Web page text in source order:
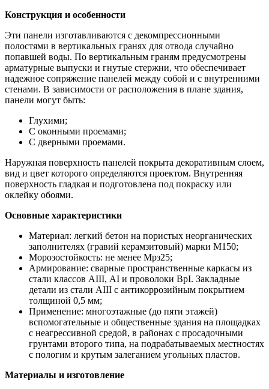
Конструкция и особенности
Эти панели изготавливаются с декомпрессионными
полостями в вертикальных гранях для отвода случайно
попавшей воды. По вертикальным граням предусмотрены
арматурные выпуски и гнутые стержни, что обеспечивает
надежное сопряжение панелей между собой и с внутренними
стенами. В зависимости от расположения в плане здания,
панели могут быть:
Глухими;
С оконными проемами;
С дверными проемами.
Наружная поверхность панелей покрыта декоративным слоем,
вид и цвет которого определяются проектом. Внутренняя
поверхность гладкая и подготовлена под покраску или
оклейку обоями.
Основные характеристики
Материал: легкий бетон на пористых неорганических
заполнителях (гравий керамзитовый) марки М150;
Морозостойкость: не менее Мрз25;
Армирование: сварные пространственные каркасы из
стали классов АIII, АI и проволоки ВрI. Закладные
детали из стали АIII с антикоррозийным покрытием
толщиной 0,5 мм;
Применение: многоэтажные (до пяти этажей)
вспомогательные и общественные здания на площадках
с неагрессивной средой, в районах с просадочными
грунтами второго типа, на подрабатываемых местностях
с пологим и крутым залеганием угольных пластов.
Материалы и изготовление